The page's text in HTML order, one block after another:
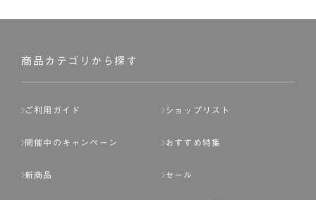
商品カテゴリから探す
ご利用ガイド ショップリスト
開催中のキャンペーン おすすめ特集
新商品 セール